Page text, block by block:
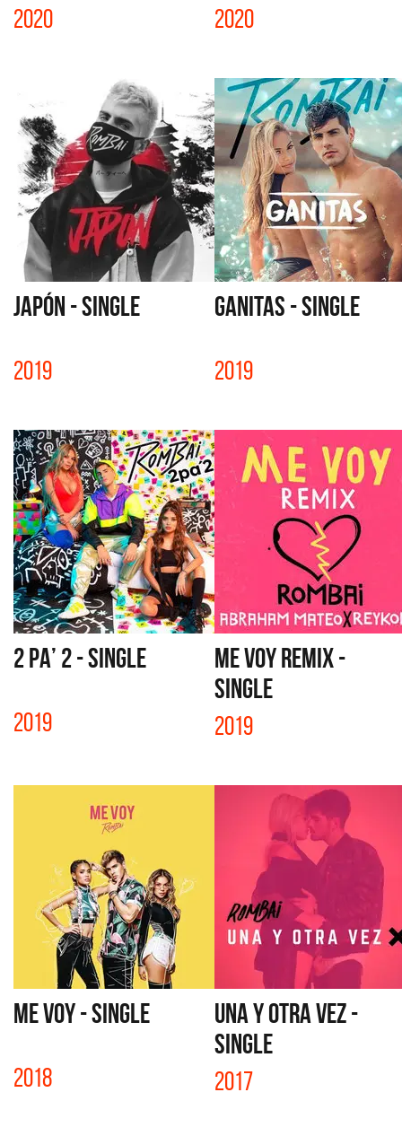
2020 2020
JAPÓN - SINGLE
2019
GANITAS - SINGLE
2019
2 PA’ 2 - SINGLE
2019
ME VOY REMIX -
SINGLE
2019
ME VOY - SINGLE
2018
UNA Y OTRA VEZ -
SINGLE
2017